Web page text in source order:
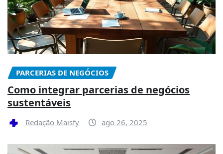
PARCERIAS DE NEGÓCIOS
Como integrar parcerias de negócios
sustentáveis
Redação Maisfy ago 26, 2025